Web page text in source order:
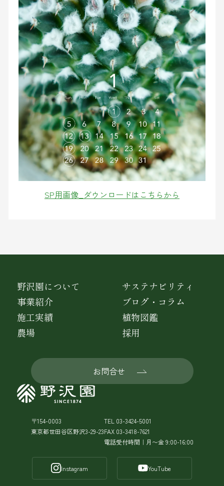
SP用画像_ダウンロードはこちらから
〒154-0003
東京都世田谷区野沢3-29-23
TEL 03-3424-5001
FAX 03-3418-7621
電話受付時間｜月〜金 9:00-16:00
Instagram YouTube
野沢園について
事業紹介
施工実績
農場
サステナビリティ
ブログ・コラム
植物図鑑
採用
お問合せ